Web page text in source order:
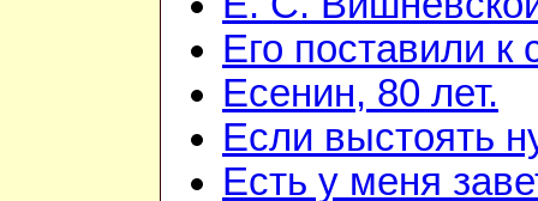
Его поставили к
Есенин, 80 лет.
Если выстоять
Есть у меня